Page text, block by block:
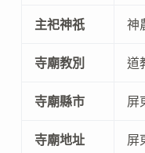
主祀神祇 神
寺廟教別 道
寺廟縣市 屏
寺廟地址 屏